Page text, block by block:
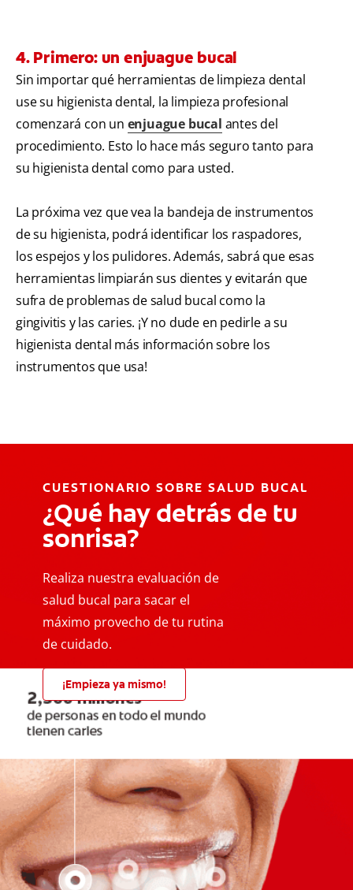
4. Primero: un enjuague bucal
Sin importar qué herramientas de limpieza dental
use su higienista dental, la limpieza profesional
comenzará con un enjuague bucal antes del
procedimiento. Esto lo hace más seguro tanto para
su higienista dental como para usted.
La próxima vez que vea la bandeja de instrumentos
de su higienista, podrá identificar los raspadores,
los espejos y los pulidores. Además, sabrá que esas
herramientas limpiarán sus dientes y evitarán que
sufra de problemas de salud bucal como la
gingivitis y las caries. ¡Y no dude en pedirle a su
higienista dental más información sobre los
instrumentos que usa!
CUESTIONARIO SOBRE SALUD BUCAL
¿Qué hay detrás de tu
sonrisa?
Realiza nuestra evaluación de
salud bucal para sacar el
máximo provecho de tu rutina
de cuidado.
¡Empieza ya mismo!